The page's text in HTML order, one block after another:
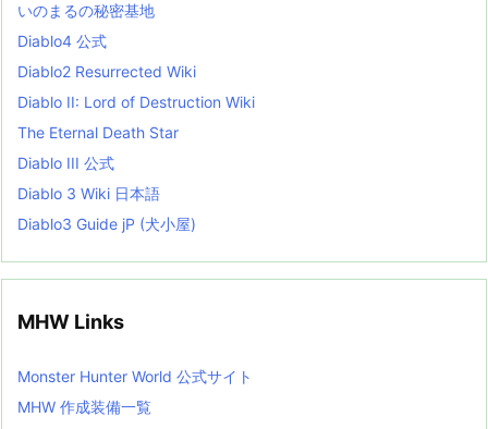
i
s
t
いのまるの秘密基地
Diablo4 公式
Diablo2 Resurrected Wiki
Diablo II: Lord of Destruction Wiki
The Eternal Death Star
Diablo III 公式
Diablo 3 Wiki 日本語
Diablo3 Guide jP (犬小屋)
MHW Links
Monster Hunter World 公式サイト
MHW 作成装備一覧